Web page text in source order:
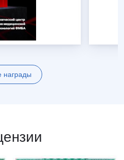
награды